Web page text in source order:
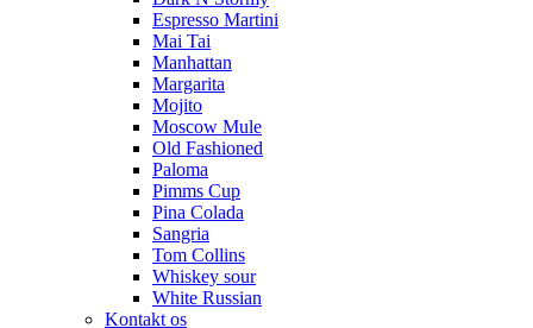
Espresso Martini
Mai Tai
Manhattan
Margarita
Mojito
Moscow Mule
Old Fashioned
Paloma
Pimms Cup
Pina Colada
Sangria
Tom Collins
Whiskey sour
White Russian
Kontakt os